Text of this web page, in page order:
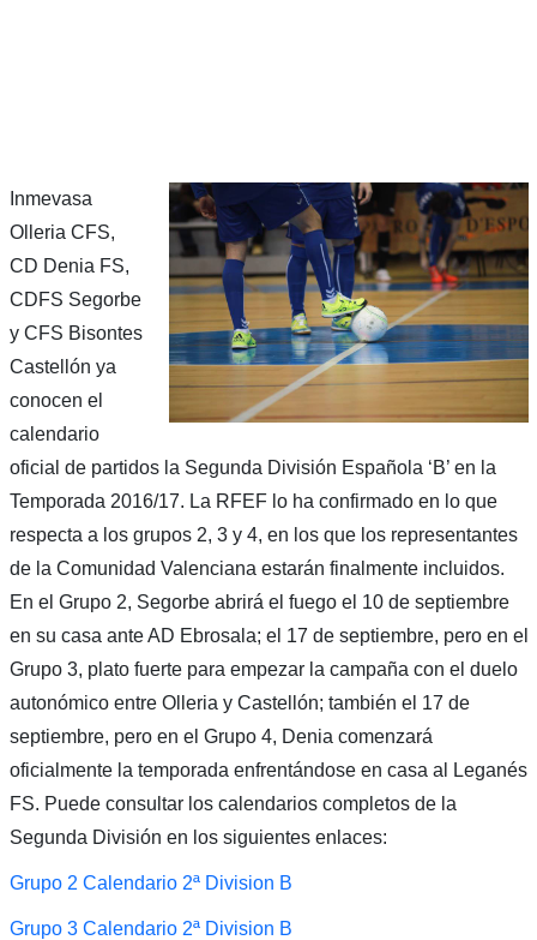
Inmevasa
Olleria CFS,
CD Denia FS,
CDFS Segorbe
y CFS Bisontes
Castellón ya
conocen el
calendario
oficial de partidos la Segunda División Española ‘B’ en la
Temporada 2016/17. La RFEF lo ha confirmado en lo que
respecta a los grupos 2, 3 y 4, en los que los representantes
de la Comunidad Valenciana estarán finalmente incluidos.
En el Grupo 2, Segorbe abrirá el fuego el 10 de septiembre
en su casa ante AD Ebrosala; el 17 de septiembre, pero en el
Grupo 3, plato fuerte para empezar la campaña con el duelo
autonómico entre Olleria y Castellón; también el 17 de
septiembre, pero en el Grupo 4, Denia comenzará
oficialmente la temporada enfrentándose en casa al Leganés
FS. Puede consultar los calendarios completos de la
Segunda División en los siguientes enlaces:
Grupo 2 Calendario 2ª Division B
Grupo 3 Calendario 2ª Division B